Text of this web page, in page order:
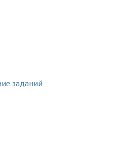
заданий